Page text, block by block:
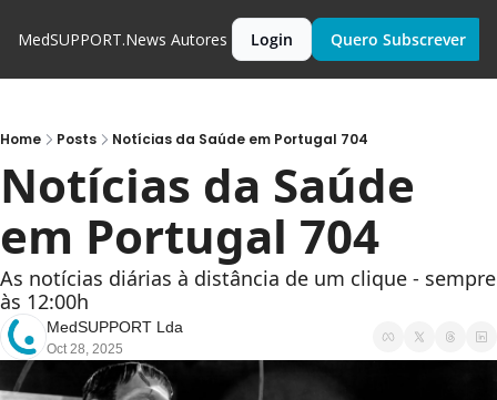
MedSUPPORT.News Autores Login Quero Subscrever
Home Posts Notícias da Saúde em Portugal 704
Notícias da Saúde
em Portugal 704
As notícias diárias à distância de um clique - sempre
às 12:00h
MedSUPPORT Lda
Oct 28, 2025